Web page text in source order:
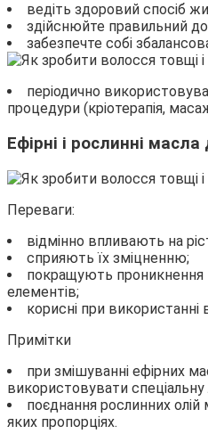
ведіть здоровий спосіб
здійснюйте правильний
забезпечте собі
періодично
процедури (кріотерапія,
Ефірні і рослинні
Переваги:
відмінно впливають на
сприяють їх зміцненню;
покращують проникнення
елементів;
корисні при використанні
Примітки
при змішуванні ефірних
використовувати спеціальну
поєднання рослинних
яких пропорціях.